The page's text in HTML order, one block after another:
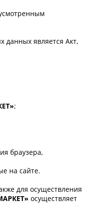
данных является Акт,
;
браузера,
на сайте.
для осуществления
осуществляет